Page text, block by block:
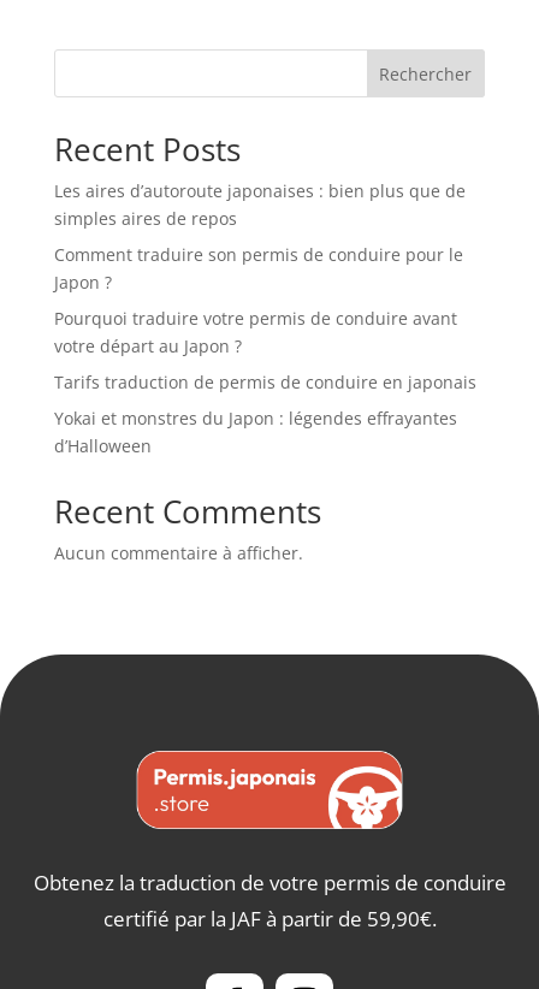
Rechercher
Recent Posts
Les aires d’autoroute japonaises : bien plus que de
simples aires de repos
Comment traduire son permis de conduire pour le
Japon ?
Pourquoi traduire votre permis de conduire avant
votre départ au Japon ?
Tarifs traduction de permis de conduire en japonais
Yokai et monstres du Japon : légendes effrayantes
d’Halloween
Recent Comments
Aucun commentaire à afficher.
Obtenez la traduction de votre permis de conduire
certifié par la JAF à partir de 59,90€.